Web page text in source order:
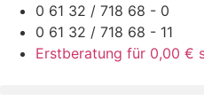
Zum
Inhalt
springen
0 61 32 / 718 68 - 0
0 61 32 / 718 68 - 11
Erstberatung für 0,00 €